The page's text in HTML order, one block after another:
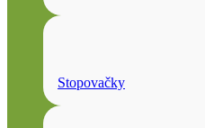
Stopovačky